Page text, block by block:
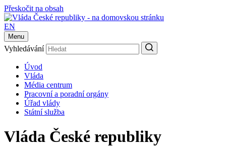
Přeskočit na obsah
EN
Menu
Vyhledávání
Úvod
Vláda
Média centrum
Pracovní a poradní orgány
Úřad vlády
Státní služba
Vláda České republiky